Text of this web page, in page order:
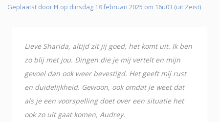
Geplaatst door H op dinsdag 18 februari 2025 om 16u03 (uit Zeist)
Lieve Sharida, altijd zit jij goed, het komt uit. Ik ben
zo blij met jou. Dingen die je mij vertelt en mijn
gevoel dan ook weer bevestigd. Het geeft mij rust
en duidelijkheid. Gewoon, ook omdat je weet dat
als je een voorspelling doet over een situatie het
ook zo uit gaat komen, Audrey.